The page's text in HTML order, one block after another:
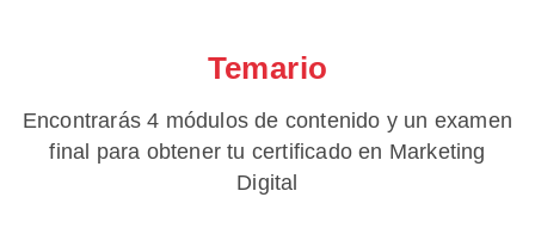
Temario
Encontrarás 4 módulos de contenido y un examen
final para obtener tu certificado en Marketing
Digital